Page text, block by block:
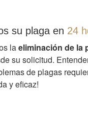
su plaga en 24
laeliminación de la
su solicitud.
de plagas
y eficaz!